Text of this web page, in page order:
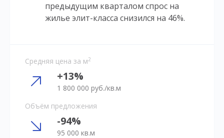
предыдущим кварталом спрос на
жилье элит-класса снизился на 46%.
Средняя цена за м2
+13%
1 800 000 руб./кв.м
Объём предложения
-94%
95 000 кв.м